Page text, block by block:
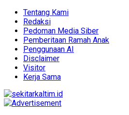
Tentang Kami
Redaksi
Pedoman Media Siber
Pemberitaan Ramah Anak
Penggunaan AI
Disclaimer
Visitor
Kerja Sama